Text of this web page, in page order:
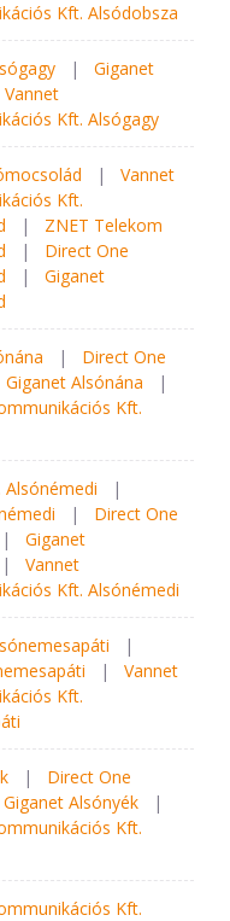
Kft. Alsódobsza
| Giganet
Vannet
Kft. Alsógagy
| Vannet
Kft.
| ZNET Telekom
| Direct One
| Giganet
| Direct One
Giganet Alsónána
|
Kft.
|
| Direct One
| Giganet
| Vannet
Kft. Alsónémedi
|
| Vannet
Kft.
| Direct One
Giganet Alsónyék
|
Kft.
Kft.